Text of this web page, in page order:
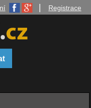
Registrace